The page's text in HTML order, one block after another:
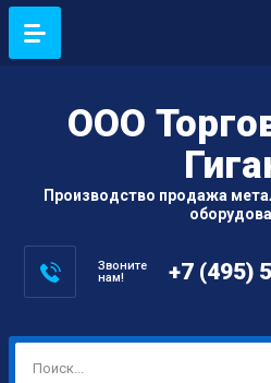
ООО
Производство продажа
Звоните
нам!
+7 (495)